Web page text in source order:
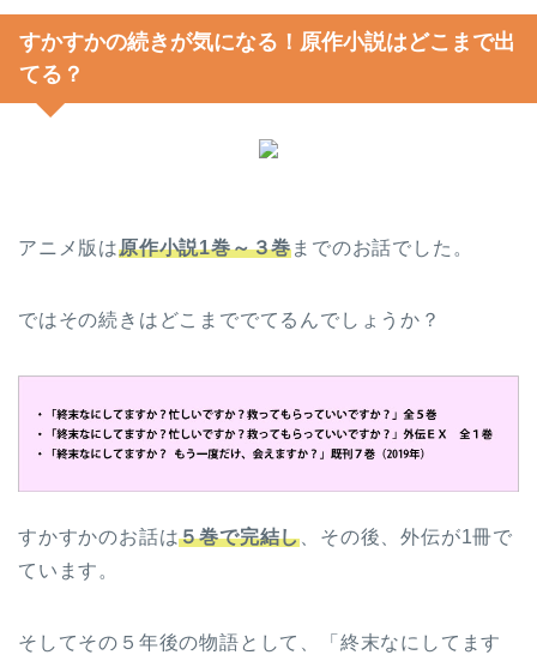
すかすかの続きが気になる！原作小説はどこまで出
てる？
アニメ版は原作小説1巻～３巻までのお話でした。
ではその続きはどこまででてるんでしょうか？
すかすかのお話は５巻で完結し 、その後、外伝が1冊で
ています。
そしてその５年後の物語として、「終末なにしてます